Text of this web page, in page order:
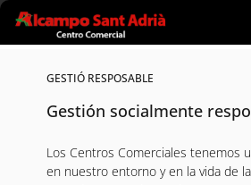
Ir al contenido principal
GESTIÓ RESPOSABLE
Gestión socialmente
Los Centros Comerciales tenemos
en nuestro entorno y en la vida de